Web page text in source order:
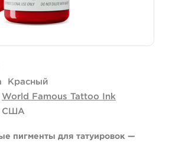
Красный
World Famous Tattoo Ink
США
пигменты для татуировок —